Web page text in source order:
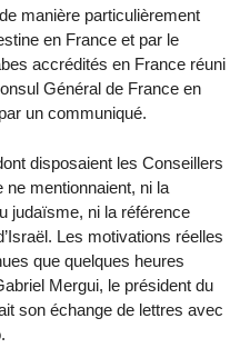
manière particulièrement
en France et par le
accrédités en France réuni
Général de France en
un communiqué.
disposaient les Conseillers
mentionnaient, ni la
judaïsme, ni la référence
Les motivations réelles
que quelques heures
Mergui, le président du
son échange de lettres avec